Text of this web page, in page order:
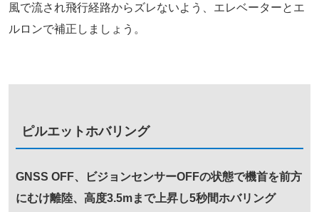
風で流され飛行経路からズレないよう、エレベーターとエ
ルロンで補正しましょう。
ピルエットホバリング
GNSS OFF、ビジョンセンサーOFFの状態で機首を前方
にむけ離陸、高度3.5mまで上昇し5秒間ホバリング